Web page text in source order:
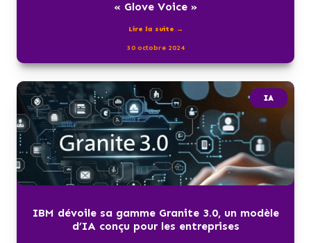
« Glove Voice »
Lire la suite →
30 octobre 2024
IA
IBM dévoile sa gamme Granite 3.0, un modèle
d’IA conçu pour les entreprises